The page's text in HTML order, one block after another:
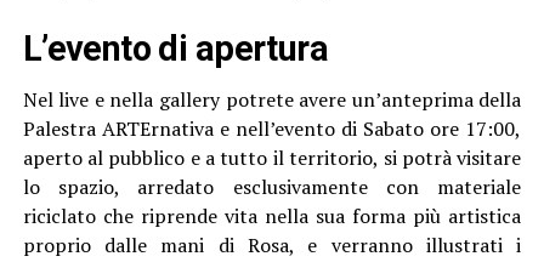
L’evento di apertura
Nel live e nella gallery potrete avere un’anteprima della
Palestra ARTErnativa e nell’evento di Sabato ore 17:00,
aperto al pubblico e a tutto il territorio, si potrà visitare
lo spazio, arredato esclusivamente con materiale
riciclato che riprende vita nella sua forma più artistica
proprio dalle mani di Rosa, e verranno illustrati i